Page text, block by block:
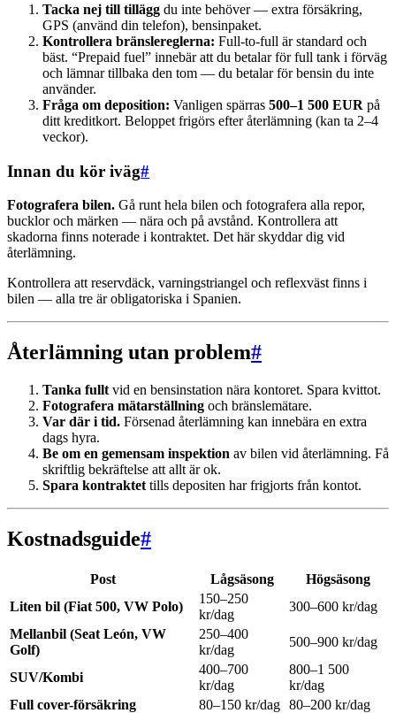
Tacka nej till tillägg du inte behöver — extra försäkring,
GPS (använd din telefon), bensinpaket.
Kontrollera bränslereglerna: Full-to-full är standard och
bäst. “Prepaid fuel” innebär att du betalar för full tank i förväg
och lämnar tillbaka den tom — du betalar för bensin du inte
använder.
Fråga om deposition: Vanligen spärras 500–1 500 EUR på
ditt kreditkort. Beloppet frigörs efter återlämning (kan ta 2–4
veckor).
Innan du kör iväg#
Fotografera bilen. Gå runt hela bilen och fotografera alla repor,
bucklor och märken — nära och på avstånd. Kontrollera att
skadorna finns noterade i kontraktet. Det här skyddar dig vid
återlämning.
Kontrollera att reservdäck, varningstriangel och reflexväst finns i
bilen — alla tre är obligatoriska i Spanien.
Återlämning utan problem#
Tanka fullt vid en bensinstation nära kontoret. Spara kvittot.
Fotografera mätarställning och bränslemätare.
Var där i tid. Försenad återlämning kan innebära en extra
dags hyra.
Be om en gemensam inspektion av bilen vid återlämning. Få
skriftlig bekräftelse att allt är ok.
Spara kontraktet tills depositen har frigjorts från kontot.
Kostnadsguide#
Post Lågsäsong
Högsäsong
Liten bil (Fiat 500, VW Polo)
150–250
kr/dag
300–600 kr/dag
Mellanbil (Seat León, VW
Golf)
250–400
kr/dag
500–900 kr/dag
SUV/Kombi
400–700
kr/dag
800–1 500
kr/dag
Full cover-försäkring
80–150 kr/dag 80–200 kr/dag